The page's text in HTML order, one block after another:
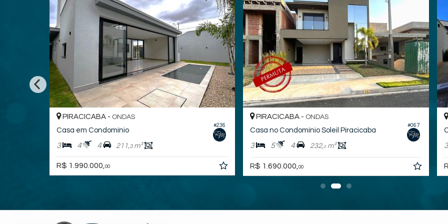
#236
PIRACICABA - ONDAS
Casa em Condomínio
3 4 4 211,3m²
R$ 1.990.000, 00
#067
PIRACICABA - ONDAS
Casa no Condomínio Soleil Piracicaba
3 5 4 232,0m²
R$ 1.690.000,00
3